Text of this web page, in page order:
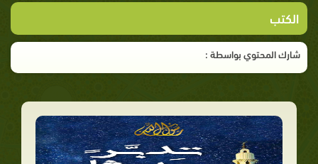
الكتب
شارك المحتوي بواسطة :